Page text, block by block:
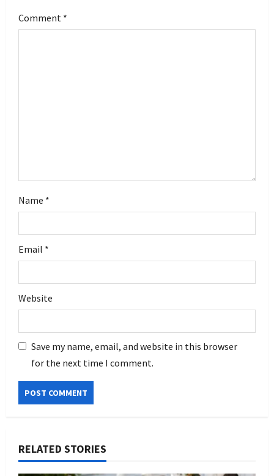
g
a
Comment *
Name *
Email *
Website
Save my name, email, and website in this browser
for the next time I comment.
RELATED STORIES